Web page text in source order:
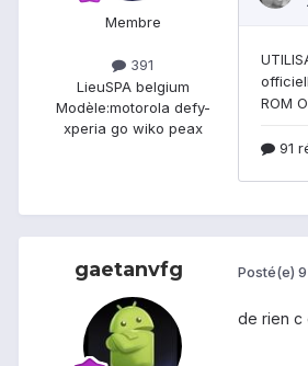
Membre
391
LieuSPA belgium
Modèle:motorola defy-
xperia go wiko peax
gaetanvfg Posté(e)
de rien c